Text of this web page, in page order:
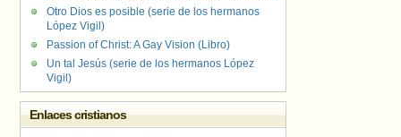
Otro Dios es posible (serie de los hermanos
López Vigil)
Passion of Christ: A Gay Vision (Libro)
Un tal Jesús (serie de los hermanos López
Vigil)
Enlaces cristianos